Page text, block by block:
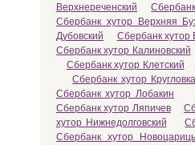
Верхнереченский
Сбербанк хутор Верхняя
Дубовский
Сбербанк хутор
Сбербанк хутор Калиновский
Сбербанк хутор Клетский
Сбербанк хутор Кругловка
Сбербанк хутор Лобакин
Сбербанк хутор Ляпичев
хутор Нижнедолговский
Сбербанк хутор